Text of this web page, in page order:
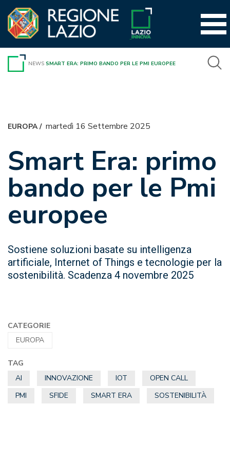
contenuto
NEWS SMART ERA: PRIMO BANDO PER LE PMI EUROPEE
EUROPA/ martedì 16 Settembre 2025
Smart Era: primo
bando per le Pmi
europee
Sostiene soluzioni basate su intelligenza
artificiale, Internet of Things e tecnologie per la
sostenibilità. Scadenza 4 novembre 2025
CATEGORIE
EUROPA
TAG
AI
INNOVAZIONE IOT
OPEN CALL
PMI
SFIDE SMART ERA SOSTENIBILITÀ